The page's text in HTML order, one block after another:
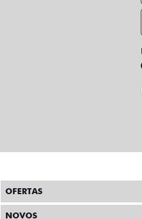
Taxistas
Quando o assunto é adquirir um